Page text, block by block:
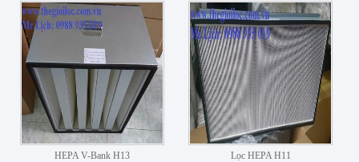
HEPA V-Bank H13 Lọc HEPA H11